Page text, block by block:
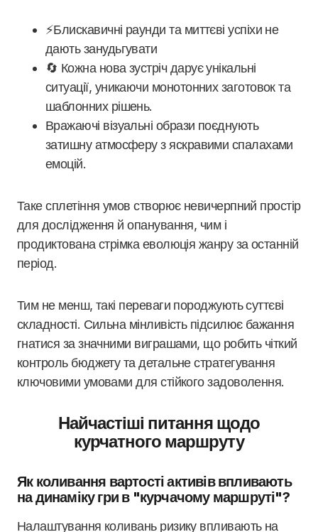
⚡️Блискавичні раунди та миттєві успіхи не
дають занудьгувати
🔄 Кожна нова зустріч дарує унікальні
ситуації, уникаючи монотонних заготовок та
шаблонних рішень.
Вражаючі візуальні образи поєднують
затишну атмосферу з яскравими спалахами
емоцій.
Таке сплетіння умов створює невичерпний простір
для дослідження й опанування, чим і
продиктована стрімка еволюція жанру за останній
період.
Тим не менш, такі переваги породжують суттєві
складності. Сильна мінливість підсилює бажання
гнатися за значними виграшами, що робить чіткий
контроль бюджету та детальне стратегування
ключовими умовами для стійкого задоволення.
Найчастіші питання щодо
курчатного маршруту
Як коливання вартості активів впливають
на динаміку гри в "курчачому маршруті"?
Налаштування коливань ризику впливають на